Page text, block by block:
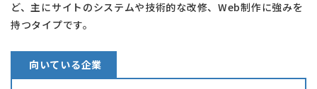
ど、主にサイトのシステムや技術的な改修、Web制作に強みを
持つタイプです。
向いている企業